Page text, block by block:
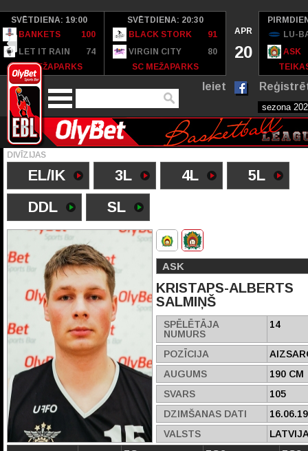
SVĒTDIENA: 19:00
BANKETS
100
LET IT RAIN
74
SC MEŽAPARKS
SVĒTDIENA: 20:30
BLACK STORK
91
VIRGIN CITY
80
SC MEŽAPARKS
APR
20
LU-
ASK
Ieiet
DIVĪZIJAS
EL/IK 3L 4L
5L
DDL
SL
ASK
KRISTAPS-ALBERTS
SALMIŅŠ
SPĒLĒTĀJA
NUMURS
14
POZĪCIJA
AUGUMS
190 CM
SVARS
105
DZIMŠANAS DATI
VALSTS